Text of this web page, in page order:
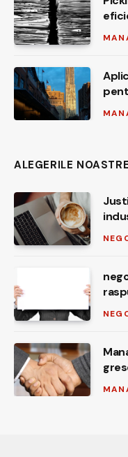
ALEGERILE NOASTRE